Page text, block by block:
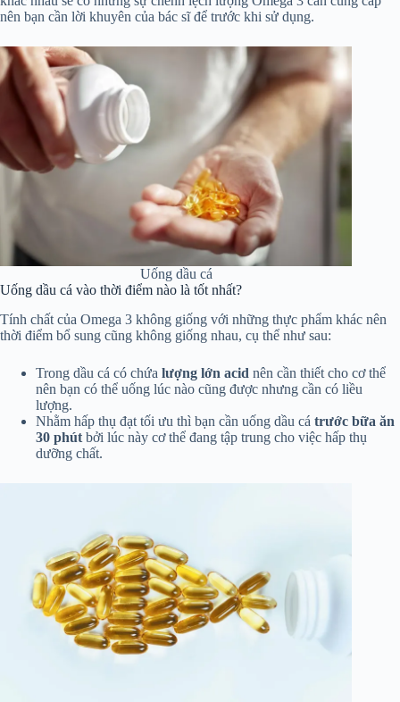
nên bạn cần lời khuyên của bác sĩ để trước khi sử dụng.
Uống dầu cá
Uống dầu cá vào thời điểm nào là tốt nhất?
Tính chất của Omega 3 không giống với những thực phẩm khác nên
thời điểm bổ sung cũng không giống nhau, cụ thể như sau:
Trong dầu cá có chứa lượng lớn acid nên cần thiết cho cơ thể
nên bạn có thể uống lúc nào cũng được nhưng cần có liều
lượng.
Nhằm hấp thụ đạt tối ưu thì bạn cần uống dầu cá trước bữa ăn
30 phút bởi lúc này cơ thể đang tập trung cho việc hấp thụ
dưỡng chất.